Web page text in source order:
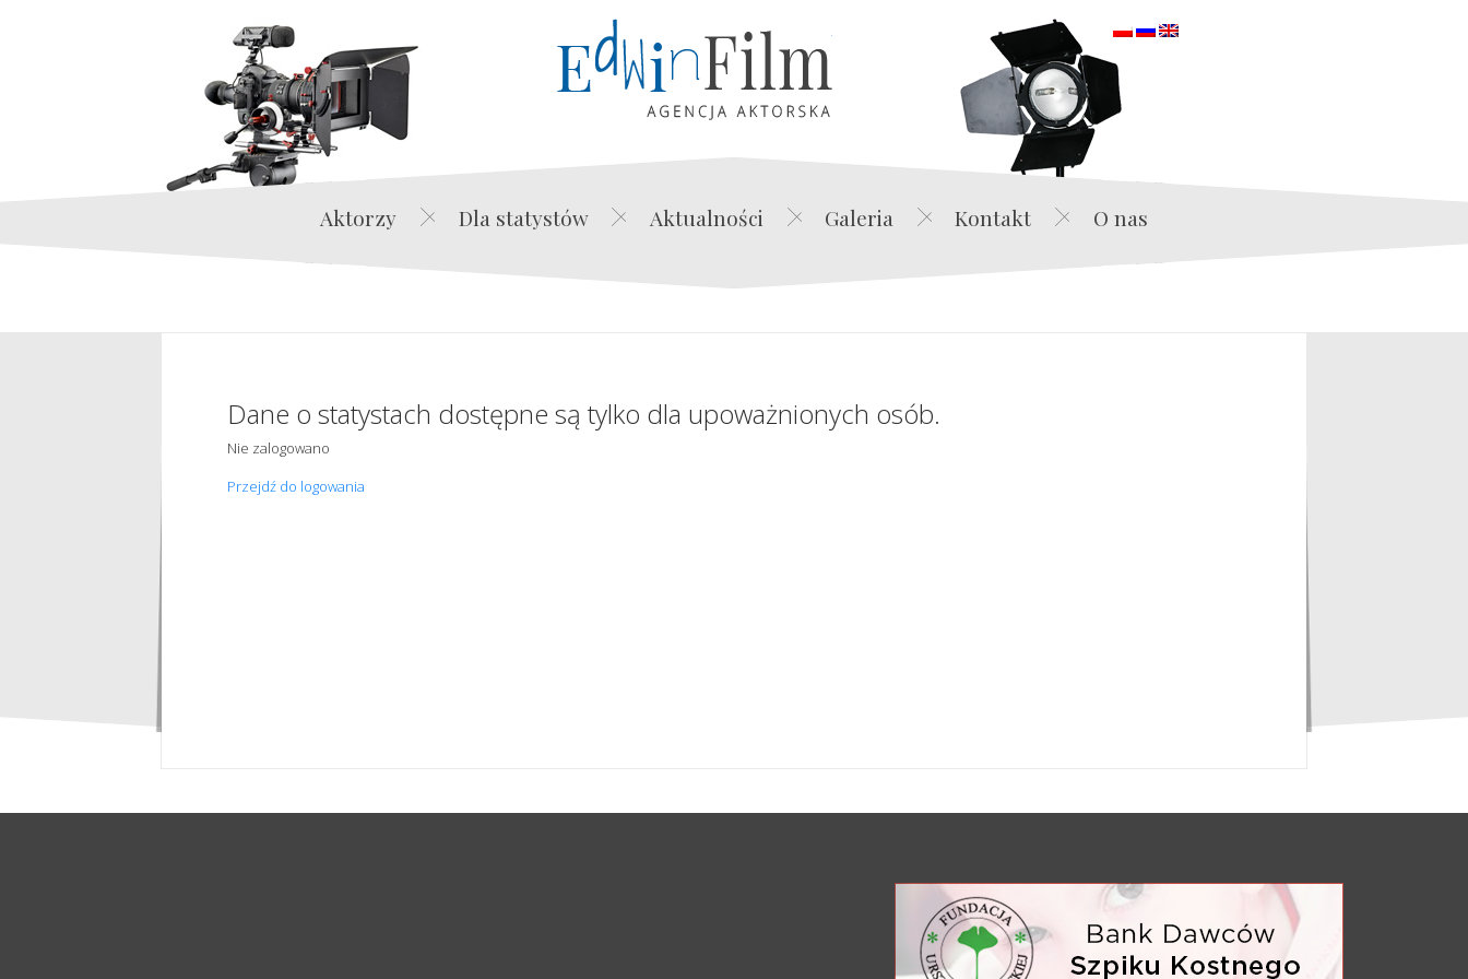
Edwin Film Agencja Aktorska
Aktorzy Dla statystów Aktualności Galeria Kontakt O nas
Dane o statystach dostępne są tylko dla upoważnionych osób.
Nie zalogowano
Przejdź do logowania